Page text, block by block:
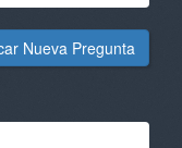
Nueva Pregunta